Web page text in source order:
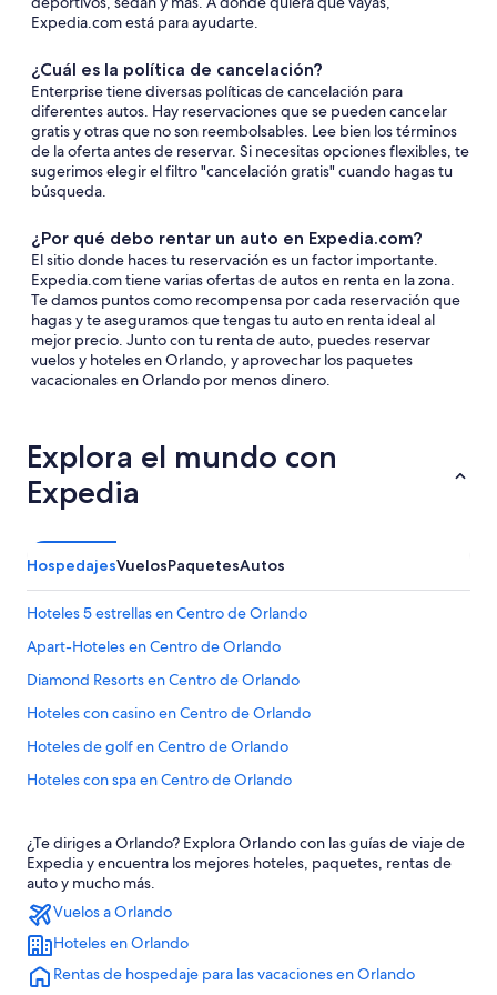
Expedia.com está para ayudarte.
¿Cuál es la política de cancelación?
Enterprise tiene diversas políticas de cancelación para
diferentes autos. Hay reservaciones que se pueden cancelar
gratis y otras que no son reembolsables. Lee bien los términos
de la oferta antes de reservar. Si necesitas opciones flexibles, te
sugerimos elegir el filtro "cancelación gratis" cuando hagas tu
búsqueda.
¿Por qué debo rentar un auto en Expedia.com?
El sitio donde haces tu reservación es un factor importante.
Expedia.com tiene varias ofertas de autos en renta en la zona.
Te damos puntos como recompensa por cada reservación que
hagas y te aseguramos que tengas tu auto en renta ideal al
mejor precio. Junto con tu renta de auto, puedes reservar
vuelos y hoteles en Orlando, y aprovechar los paquetes
vacacionales en Orlando por menos dinero.
Explora el mundo con
Expedia
HospedajesVuelosPaquetesAutos
Hoteles 5 estrellas en Centro de Orlando
Apart-Hoteles en Centro de Orlando
Diamond Resorts en Centro de Orlando
Hoteles con casino en Centro de Orlando
Hoteles de golf en Centro de Orlando
Hoteles con spa en Centro de Orlando
Hoteles de lujo en Centro de Orlando
Hoteles de negocios en Centro de Orlando
Hoteles en la playa en Centro de Orlando
Hoteles familiares en Centro de Orlando
Hoteles históricos en Centro de Orlando
¿Te diriges a Orlando? Explora Orlando con las guías de viaje de
Expedia y encuentra los mejores hoteles, paquetes, rentas de
auto y mucho más.
Vuelos a Orlando
Hoteles en Orlando
Rentas de hospedaje para las vacaciones en Orlando